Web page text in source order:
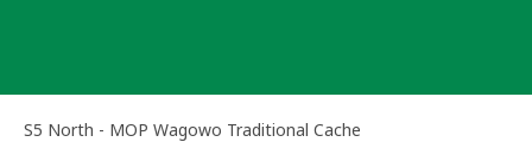
S5 North - MOP Wagowo Traditional Cache